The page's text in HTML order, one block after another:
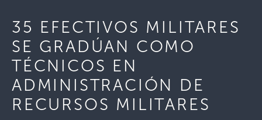
35 EFECTIVOS MILITARES
SE GRADÚAN COMO
TÉCNICOS EN
ADMINISTRACIÓN DE
RECURSOS MILITARES